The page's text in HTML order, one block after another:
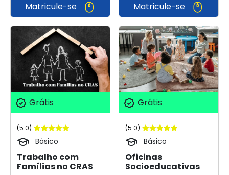
Matricule-se Matricule-se
Grátis
(5.0)
Básico
Trabalho com
Famílias no CRAS
Grátis
(5.0)
Básico
Oficinas
Socioeducativas